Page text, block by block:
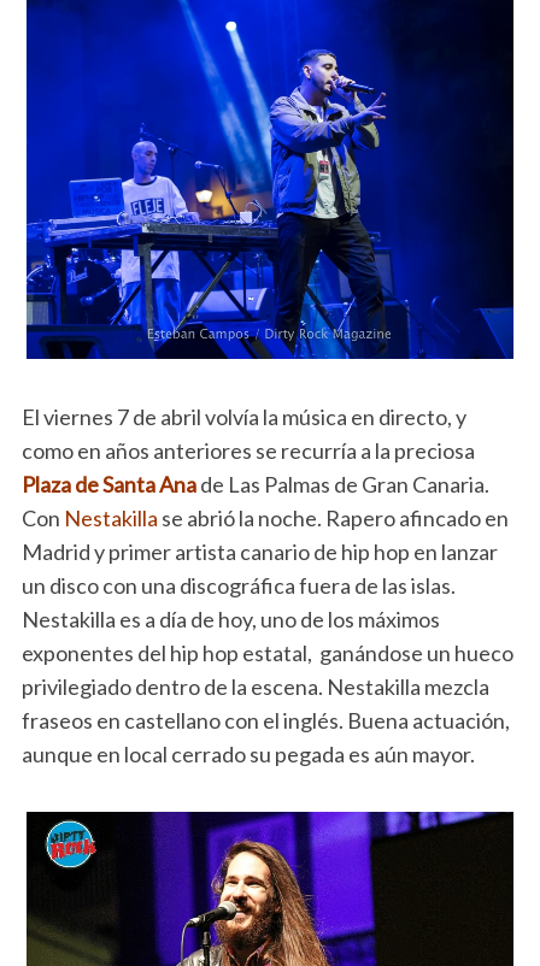
El viernes 7 de abril volvía la música en directo, y
como en años anteriores se recurría a la preciosa
Plaza de Santa Anade Las Palmas de Gran Canaria.
Con Nestakilla se abrió la noche. Rapero afincado en
Madrid y primer artista canario de hip hop en lanzar
un disco con una discográfica fuera de las islas.
Nestakilla es a día de hoy, uno de los máximos
exponentes del hip hop estatal, ganándose un hueco
privilegiado dentro de la escena. Nestakilla mezcla
fraseos en castellano con el inglés. Buena actuación,
aunque en local cerrado su pegada es aún mayor.